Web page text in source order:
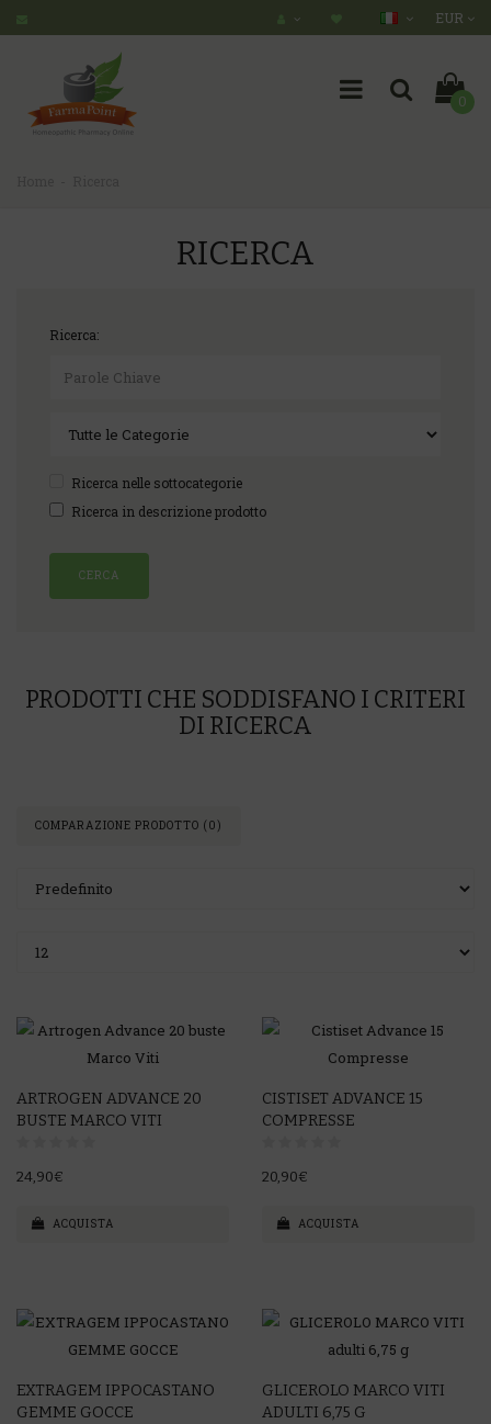
EUR
0
RICERCA
Ricerca:
Ricerca nelle sottocategorie
Ricerca in descrizione prodotto
PRODOTTI CHE SODDISFANO I CRITERI
DI RICERCA
COMPARAZIONE PRODOTTO (0)
ARTROGEN ADVANCE 20
BUSTE MARCO VITI
24,90€
ACQUISTA
CISTISET ADVANCE 15
COMPRESSE
20,90€
ACQUISTA
EXTRAGEM IPPOCASTANO
GEMME GOCCE
GLICEROLO MARCO VITI
ADULTI 6,75 G